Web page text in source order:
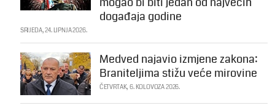
događaja godine
SRIJEDA, 24. LIPNJA 2026.
Medved najavio izmjene zakona:
Braniteljima stižu veće mirovine
ČETVRTAK, 6. KOLOVOZA 2026.